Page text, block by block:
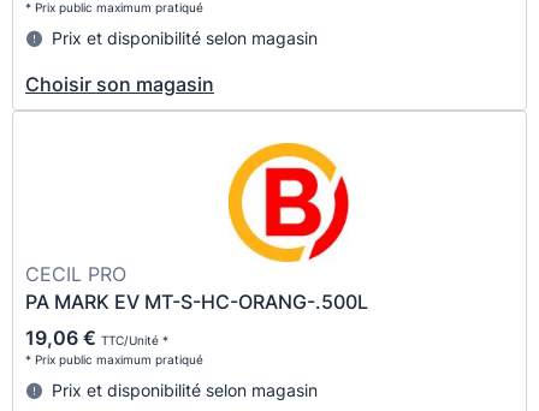
* Prix public maximum pratiqué
Prix et disponibilité selon magasin
Choisir son magasin
CECIL PRO
PA MARK EV MT-S-HC-ORANG-.500L
19,06 € TTC/Unité *
* Prix public maximum pratiqué
Prix et disponibilité selon magasin